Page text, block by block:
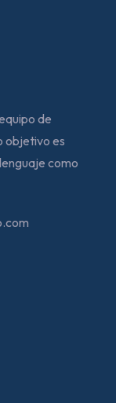
de
objetivo es
como